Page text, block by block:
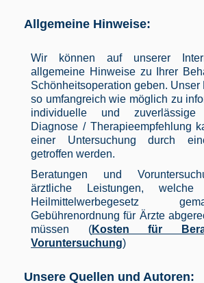
Allgemeine Hinweise:
Wir können auf unserer
allgemeine Hinweise zu Ihrer
Schönheitsoperation geben. Unser
so umfangreich wie möglich zu
individuelle und
Diagnose / Therapieempfehlung
einer Untersuchung durch
getroffen werden.
Beratungen und
ärztliche Leistungen,
Heilmittelwerbegesetz
Gebührenordnung für Ärzte
müssen (Kosten für
Voruntersuchung)
Unsere Quellen und Autoren: